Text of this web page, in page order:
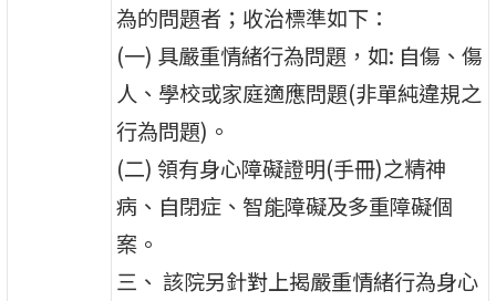
為的問題者；收治標準如下：
(一) 具嚴重情緒行為問題，如: 自傷、傷
人、學校或家庭適應問題(非單純違規之
行為問題)。
(二) 領有身心障礙證明(手冊)之精神
病、自閉症、智能障礙及多重障礙個
案。
三、 該院另針對上揭嚴重情緒行為身心